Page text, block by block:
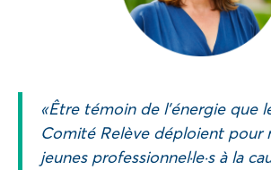
« Être témoin de l’énergie que
Comité Relève déploient pour
jeunes professionnel·le·s à la